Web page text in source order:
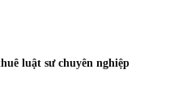
luật sư chuyên nghiệp